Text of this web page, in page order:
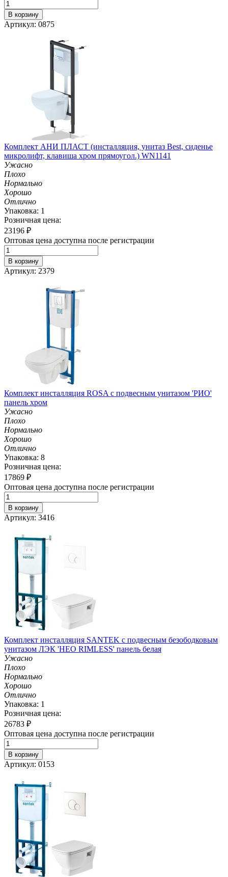
В корзину
Артикул: 0875
Комплект АНИ ПЛАСТ (инсталляция, унитаз Best, сиденье
микролифт, клавиша хром прямоугол.) WN1141
Ужасно
Плохо
Нормально
Хорошо
Отлично
Упаковка: 1
Розничная цена:
23196 ₽
Оптовая цена доступна после регистрации
В корзину
Артикул: 2379
Комплект инсталляция ROSA с подвесным унитазом 'РИО'
панель хром
Ужасно
Плохо
Нормально
Хорошо
Отлично
Упаковка: 8
Розничная цена:
17869 ₽
Оптовая цена доступна после регистрации
В корзину
Артикул: 3416
Комплект инсталляция SANTEK с подвесным безободковым
унитазом ЛЭК 'НЕО RIMLESS' панель белая
Ужасно
Плохо
Нормально
Хорошо
Отлично
Упаковка: 1
Розничная цена:
26783 ₽
Оптовая цена доступна после регистрации
В корзину
Артикул: 0153